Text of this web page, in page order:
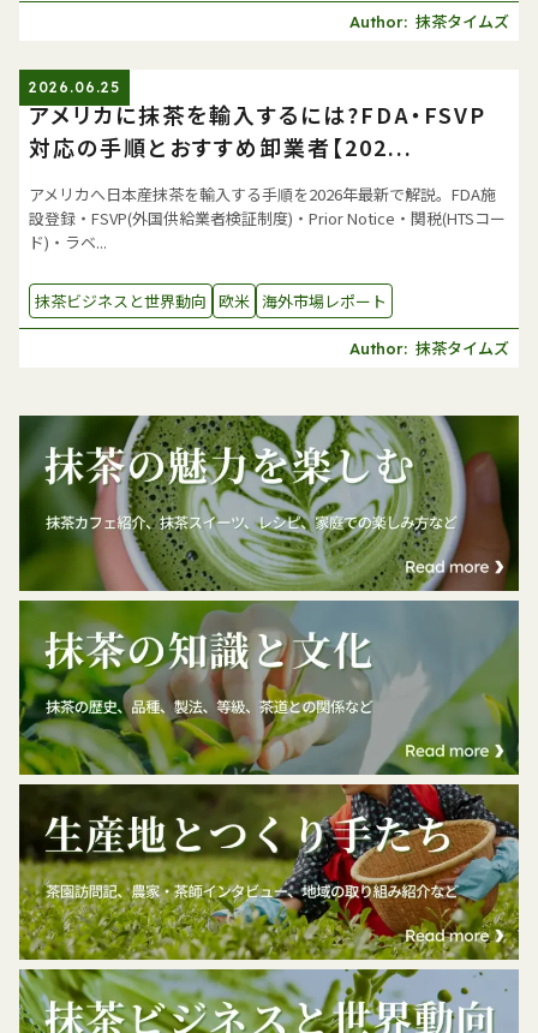
Author: 抹茶タイムズ
2026.06.25
アメリカに抹茶を輸入するには?FDA・FSVP
対応の手順とおすすめ卸業者【202...
アメリカへ日本産抹茶を輸入する手順を2026年最新で解説。FDA施
設登録・FSVP(外国供給業者検証制度)・Prior Notice・関税(HTSコー
ド)・ラベ...
抹茶ビジネスと世界動向 欧米 海外市場レポート
Author: 抹茶タイムズ